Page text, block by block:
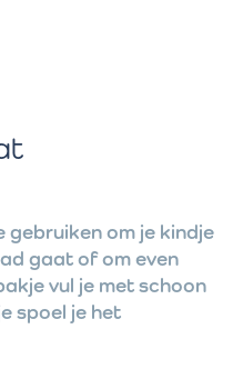
gebruiken om je kindje
gaat of om even
vul je met schoon
spoel je het